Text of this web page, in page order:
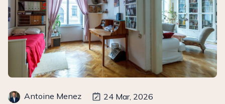
Antoine Menez
24 Mar, 2026